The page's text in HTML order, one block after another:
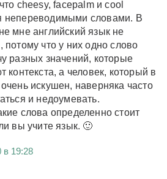
cheesy, facepalm и cool
непереводимыми словами. В
мне английский язык не
потому что у них одно слово
разных значений, которые
контекста, а человек, который в
искушен, наверняка часто
и недоумевать.
слова определенно стоит
вы учите язык. 🙂
в 19:28